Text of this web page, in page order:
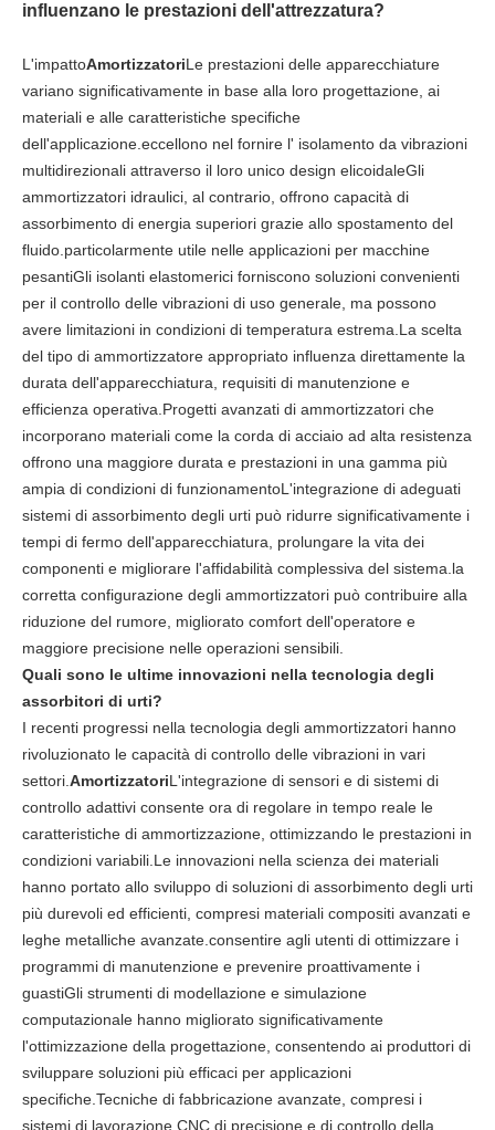
influenzano le prestazioni dell'attrezzatura?
L'impattoAmortizzatoriLe prestazioni delle apparecchiature
variano significativamente in base alla loro progettazione, ai
materiali e alle caratteristiche specifiche
dell'applicazione.eccellono nel fornire l' isolamento da vibrazioni
multidirezionali attraverso il loro unico design elicoidaleGli
ammortizzatori idraulici, al contrario, offrono capacità di
assorbimento di energia superiori grazie allo spostamento del
fluido.particolarmente utile nelle applicazioni per macchine
pesantiGli isolanti elastomerici forniscono soluzioni convenienti
per il controllo delle vibrazioni di uso generale, ma possono
avere limitazioni in condizioni di temperatura estrema.La scelta
del tipo di ammortizzatore appropriato influenza direttamente la
durata dell'apparecchiatura, requisiti di manutenzione e
efficienza operativa.Progetti avanzati di ammortizzatori che
incorporano materiali come la corda di acciaio ad alta resistenza
offrono una maggiore durata e prestazioni in una gamma più
ampia di condizioni di funzionamentoL'integrazione di adeguati
sistemi di assorbimento degli urti può ridurre significativamente i
tempi di fermo dell'apparecchiatura, prolungare la vita dei
componenti e migliorare l'affidabilità complessiva del sistema.la
corretta configurazione degli ammortizzatori può contribuire alla
riduzione del rumore, migliorato comfort dell'operatore e
maggiore precisione nelle operazioni sensibili.
Quali sono le ultime innovazioni nella tecnologia degli
assorbitori di urti?
I recenti progressi nella tecnologia degli ammortizzatori hanno
rivoluzionato le capacità di controllo delle vibrazioni in vari
settori. AmortizzatoriL'integrazione di sensori e di sistemi di
controllo adattivi consente ora di regolare in tempo reale le
caratteristiche di ammortizzazione, ottimizzando le prestazioni in
condizioni variabili.Le innovazioni nella scienza dei materiali
hanno portato allo sviluppo di soluzioni di assorbimento degli urti
più durevoli ed efficienti, compresi materiali compositi avanzati e
leghe metalliche avanzate.consentire agli utenti di ottimizzare i
programmi di manutenzione e prevenire proattivamente i
guastiGli strumenti di modellazione e simulazione
computazionale hanno migliorato significativamente
l'ottimizzazione della progettazione, consentendo ai produttori di
sviluppare soluzioni più efficaci per applicazioni
specifiche.Tecniche di fabbricazione avanzate, compresi i
sistemi di lavorazione CNC di precisione e di controllo della